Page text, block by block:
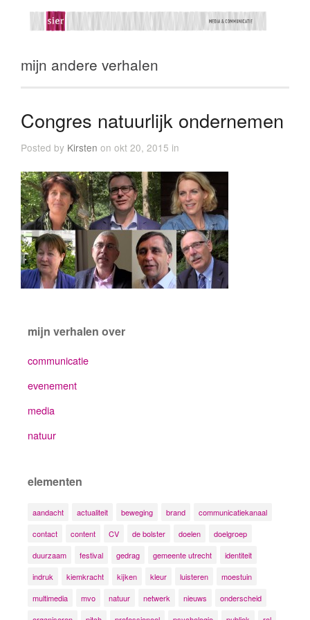
mijn andere verhalen
Congres natuurlijk ondernemen
Posted by Kirsten on okt 20, 2015 in
mijn verhalen over
communicatie
evenement
media
natuur
elementen
aandacht actualiteit beweging brand
communicatiekanaal
contact
content CV de bolster doelen
doelgroep
duurzaam
festival gedrag gemeente utrecht
identiteit
indruk
kiemkracht kijken kleur luisteren
moestuin
multimedia
mvo natuur netwerk nieuws
onderscheid